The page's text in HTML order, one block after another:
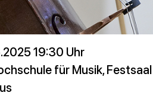
19:30 Uhr
für Musik, Festsaal